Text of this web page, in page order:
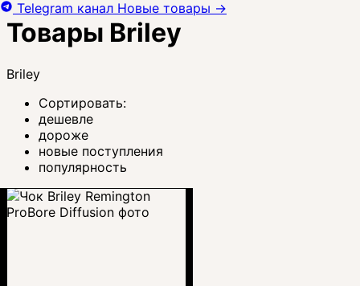
Товары Briley
Briley
Сортировать:
дешевле
дороже
новые поступления
популярность
Telegram канал Новые товары →